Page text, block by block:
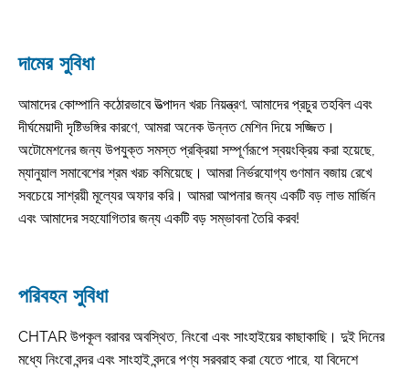
দামের সুবিধা
আমাদের কোম্পানি কঠোরভাবে উত্পাদন খরচ নিয়ন্ত্রণ. আমাদের প্রচুর তহবিল এবং
দীর্ঘমেয়াদী দৃষ্টিভঙ্গির কারণে, আমরা অনেক উন্নত মেশিন দিয়ে সজ্জিত।
অটোমেশনের জন্য উপযুক্ত সমস্ত প্রক্রিয়া সম্পূর্ণরূপে স্বয়ংক্রিয় করা হয়েছে,
ম্যানুয়াল সমাবেশের শ্রম খরচ কমিয়েছে। আমরা নির্ভরযোগ্য গুণমান বজায় রেখে
সবচেয়ে সাশ্রয়ী মূল্যের অফার করি। আমরা আপনার জন্য একটি বড় লাভ মার্জিন
এবং আমাদের সহযোগিতার জন্য একটি বড় সম্ভাবনা তৈরি করব!
পরিবহন সুবিধা
CHTAR উপকূল বরাবর অবস্থিত, নিংবো এবং সাংহাইয়ের কাছাকাছি। দুই দিনের
মধ্যে নিংবো বন্দর এবং সাংহাই বন্দরে পণ্য সরবরাহ করা যেতে পারে, যা বিদেশে